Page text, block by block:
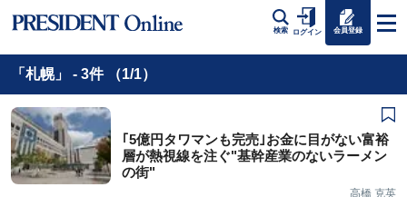
検索 ログイン 会員登録
「札幌」 - 3件 （1/1）
｢5億円タワマンも完売｣お金に目がない富裕
層が熱視線を注ぐ"基幹産業のないラーメン
の街"
高橋 克英